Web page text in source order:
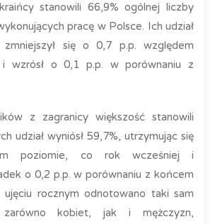
stanowili 66,9% ogólnej liczby
pracę w Polsce. Ich udział
się o 0,7 p.p. względem
i wzrósł o 0,1 p.p. w porównaniu z
z zagranicy większość stanowili
udział wyniósł 59,7%, utrzymując się
poziomie, co rok wcześniej i
o 0,2 p.p. w porównaniu z końcem
rocznym odnotowano taki sam
kobiet, jak i mężczyzn,